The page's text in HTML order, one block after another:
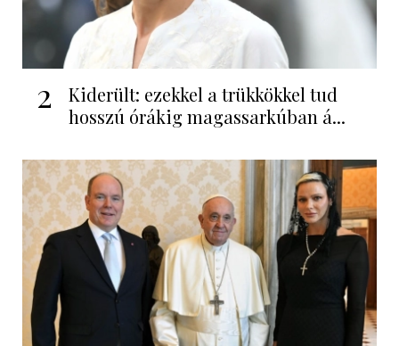
2
Kiderült: ezekkel a trükkökkel tud
hosszú órákig magassarkúban á...